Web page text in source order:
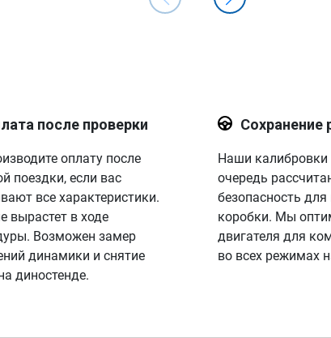
после проверки
оплату после
поездки, если вас
все характеристики.
вырастет в ходе
Возможен замер
динамики и снятие
диностенде.
Сохранение
Наши калибровки
очередь
безопасность
коробки. Мы
двигателя для
во всех режимах